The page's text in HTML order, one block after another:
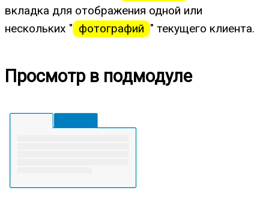
вкладка для отображения одной или
нескольких " фотографий " текущего клиента.
Просмотр в подмодуле